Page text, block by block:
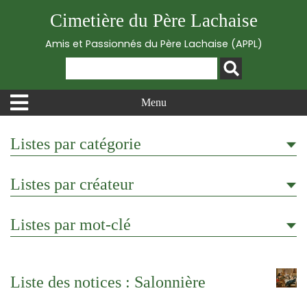
Cimetière du Père Lachaise
Amis et Passionnés du Père Lachaise (APPL)
Menu
Listes par catégorie
Listes par créateur
Listes par mot-clé
Liste des notices : Salonnière